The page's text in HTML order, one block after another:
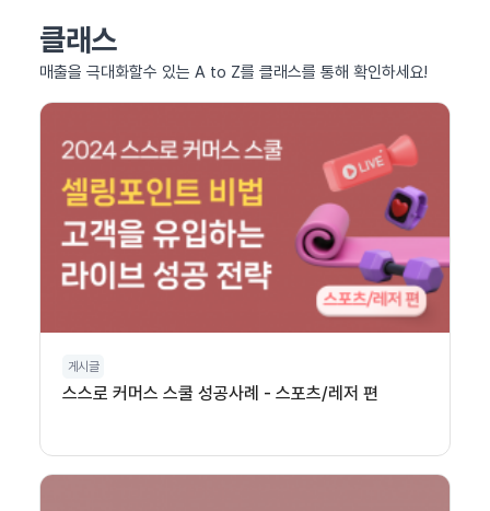
클래스
매출을 극대화할수 있는 A to Z를 클래스를 통해 확인하세요!
게시글
스스로 커머스 스쿨 성공사례 - 스포츠/레저 편